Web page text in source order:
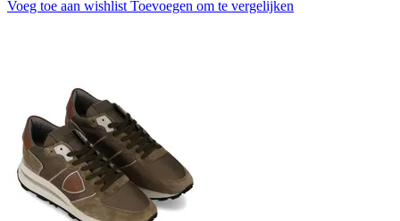
Voeg toe aan wishlist Toevoegen om te vergelijken